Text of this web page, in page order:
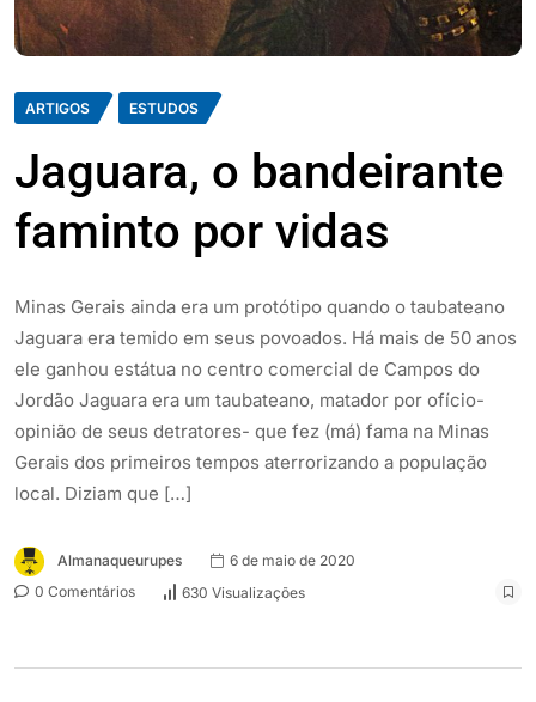
ARTIGOS ESTUDOS
Jaguara, o bandeirante
faminto por vidas
Minas Gerais ainda era um protótipo quando o taubateano
Jaguara era temido em seus povoados. Há mais de 50 anos
ele ganhou estátua no centro comercial de Campos do
Jordão Jaguara era um taubateano, matador por ofício-
opinião de seus detratores- que fez (má) fama na Minas
Gerais dos primeiros tempos aterrorizando a população
local. Diziam que […]
Almanaqueurupes
6 de maio de 2020
0 Comentários
630 Visualizações